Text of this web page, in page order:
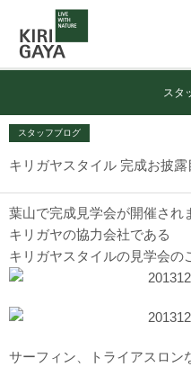
逗子の工務店
｜キリガヤ
スタ
スタッフブログ
キリガヤスタイル 完成お披露
葉山で完成見学会が開催され
キリガヤの協力会社である
キリガヤスタイルの見学会の
サーフィン、トライアスロン